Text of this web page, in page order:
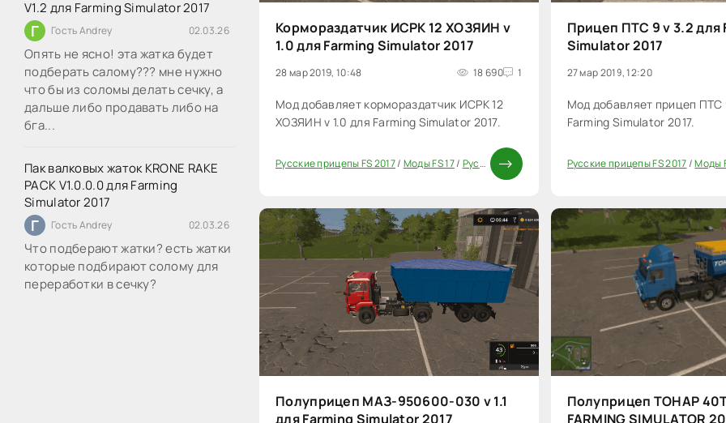
V1.2 для Farming Simulator 2017
Г Гость Andrey 02.03.26
Опять не ясно! эта жатка будет
подберать салому??? мне нужно
что бы из соломы делать сечку, а
дальше либо продавать либо на
бга...
Пак валковых жаток KRONE RAKE
PACK V1.0.0.0 для Farming
Simulator 2017
Г Гость Andrey 02.03.26
Что подберают жатки? есть жатки
которые подбирают солому для
переработки в сечку?
Кормораздатчик ИСРК 12 ХОЗЯИН v
1.0 для Farming Simulator 2017
28 мар 2019, 10:48 18 690 1
Мод добавляет кормораздатчик ИСРК 12
ХОЗЯИН v 1.0 для Farming Simulator 2017.
40
Русские прицепы FS 2017/ Моды FS 17/ Русские моды для FS 17 /Моды ФС 17
Прицеп ПТС 9 v 3.2 для
Simulator 2017
27 мар 2019, 12:20
Мод добавляет прицеп ПТС
Farming Simulator 2017.
20
Русские прицепы FS 2017/Моды
Полуприцеп МАЗ-950600-030 v 1.1
для Farming Simulator 2017
Полуприцеп ТОНАР
FARMING SIMULATOR